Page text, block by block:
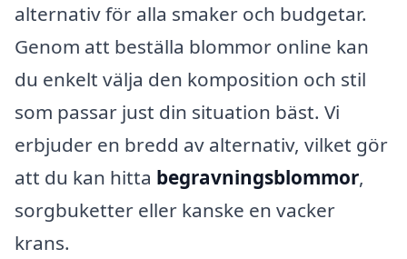
alternativ för alla smaker och budgetar.
Genom att beställa blommor online kan
du enkelt välja den komposition och stil
som passar just din situation bäst. Vi
erbjuder en bredd av alternativ, vilket gör
att du kan hitta begravningsblommor,
sorgbuketter eller kanske en vacker
krans.